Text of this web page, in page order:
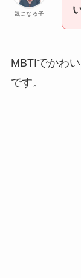
気になる子
MBTIでかわ
です。